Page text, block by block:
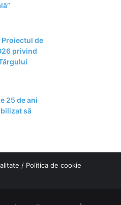
Proiectul de
privind
25 de ani
să
/ Politica de cookie